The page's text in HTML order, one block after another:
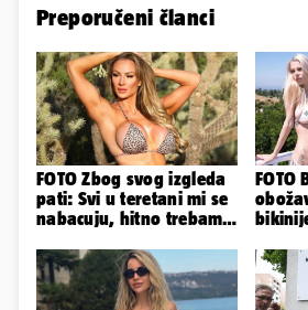
Preporučeni članci
FOTO Zbog svog izgleda
pati: Svi u teretani mi se
nabacuju, hitno trebam
FOTO
smeta